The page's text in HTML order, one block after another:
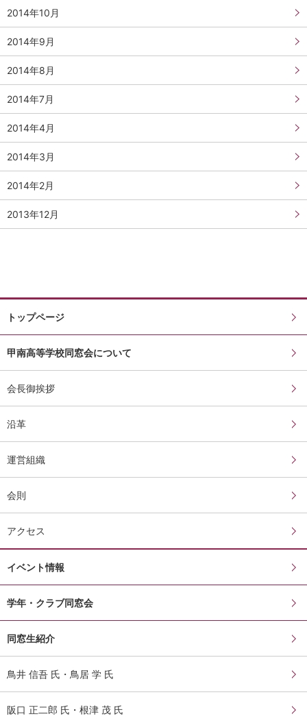
2014年10月
2014年9月
2014年8月
2014年7月
2014年4月
2014年3月
2014年2月
2013年12月
トップページ
甲南高等学校同窓会について
会長御挨拶
沿革
運営組織
会則
アクセス
イベント情報
学年・クラブ同窓会
同窓生紹介
鳥井 信吾 氏・鳥居 学 氏
阪口 正二郎 氏・根津 茂 氏